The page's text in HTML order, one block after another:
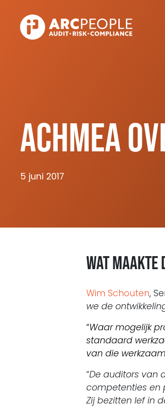
Achmea
5 juni 2017
Wat maakte
Wim Schouten,
we de
“Waar mogelijk
standaard
van die
“De auditors van
competenties en
Zij bezitten lef in